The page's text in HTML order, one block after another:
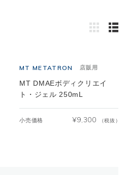
MT METATRON 店販用
MT DMAEボディクリエイ
ト・ジェル 250mL
小売価格 ¥9,300 （税抜）